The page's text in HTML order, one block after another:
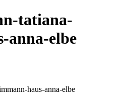
tatiana-
anna-elbe
haus-anna-elbe